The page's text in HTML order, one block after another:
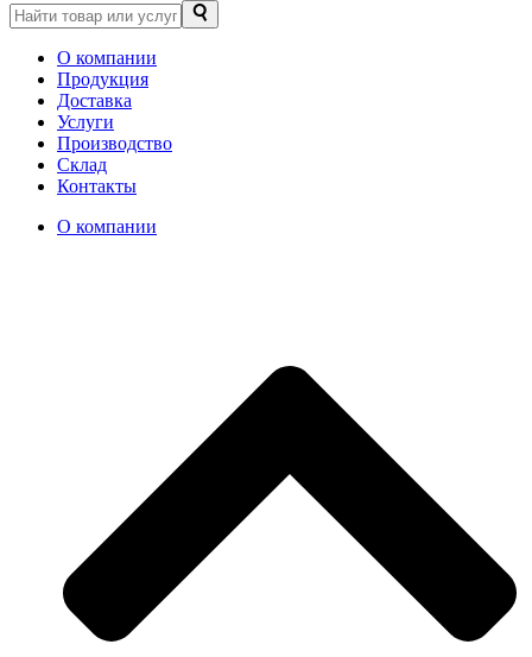
О компании
Продукция
Доставка
Услуги
Производство
Склад
Контакты
О компании